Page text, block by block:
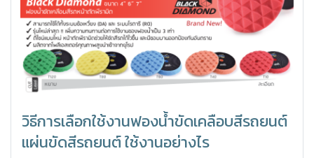
วิธีการเลือกใช้งานฟองน้ำขัดเคลือบสีรถยนต์
แผ่นขัดสีรถยนต์ ใช้งานอย่างไร